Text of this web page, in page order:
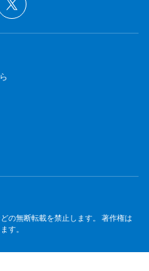
の無断転載を禁止します。 著作権は
す。